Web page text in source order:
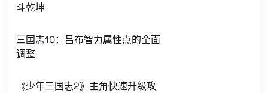
斗乾坤
三国志10：吕布智力属性点的全面
调整
《少年三国志2》主角快速升级攻